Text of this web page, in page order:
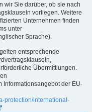
wir Sie darüber, ob sie nach
vorliegen. Weitere
Unternehmen finden
unter
Sprache).
entsprechende
Übermittlungen.
Informationsangebot der EU-
protection/international-